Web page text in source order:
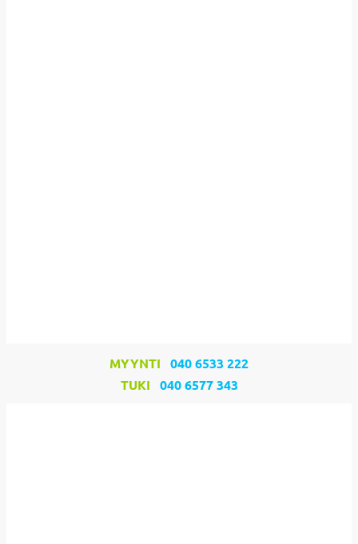
MYYNTI 040 6533 222
TUKI 040 6577 343​